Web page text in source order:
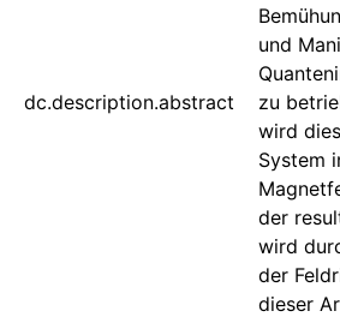
dc.description.abstract
und
zu
wird
System
der
wird
der
dieser